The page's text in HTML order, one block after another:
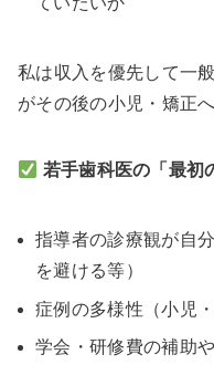
私は収入を優先して一
がその後の小児・矯正
若手歯科医の「最初
指導者の診療観が自
を避ける等）
症例の多様性（小児
学会・研修費の補助